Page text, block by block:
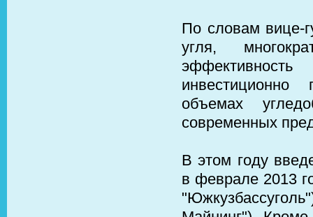
По словам вице-
угля,
объемах
современных
В этом году
в феврале 2013